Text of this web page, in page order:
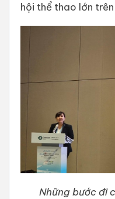
hội thể thao lớn
Những bước đi